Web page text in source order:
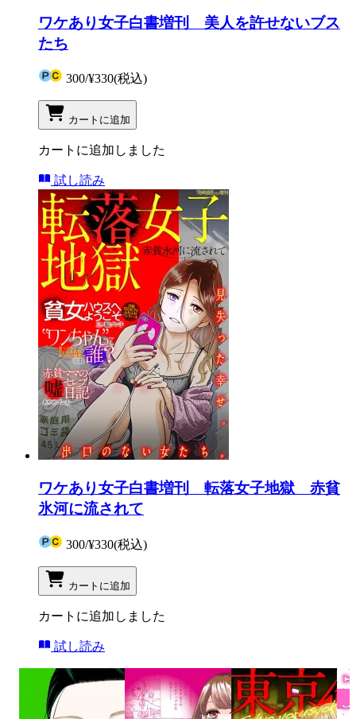
ワケあり女子白書増刊 美人を許せないブス
たち
300/¥330(税込)
カートに追加
カートに追加しました
試し読み
ワケあり女子白書増刊 転落女子地獄 赤貧
氷河に流されて
300/¥330(税込)
カートに追加
カートに追加しました
試し読み